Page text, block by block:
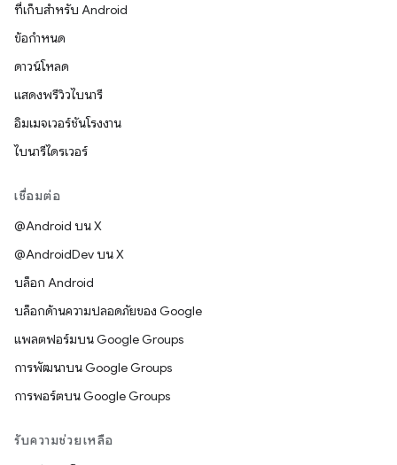
ที่เก็บสำหรับ Android
ข้อกำหนด
ดาวน์โหลด
แสดงพรีวิวไบนารี
อิมเมจเวอร์ชันโรงงาน
ไบนารีไดรเวอร์
เชื่อมต่อ
@Android บน X
@AndroidDev บน X
บล็อก Android
บล็อกด้านความปลอดภัยของ Google
แพลตฟอร์มบน Google Groups
การพัฒนาบน Google Groups
การพอร์ตบน Google Groups
รับความช่วยเหลือ